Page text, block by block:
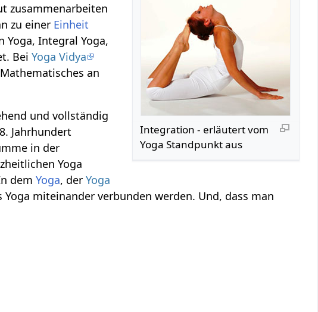
Integration‏‎ - erläutert vom
Yoga Standpunkt aus
zusammenarbeiten
zu einer Einheit
Yoga, Integral Yoga,
BeiYoga Vidya
an
und vollständig
Jahrhundert
in der
Yoga
demYoga, derYoga
miteinander verbunden werden. Und, dass man